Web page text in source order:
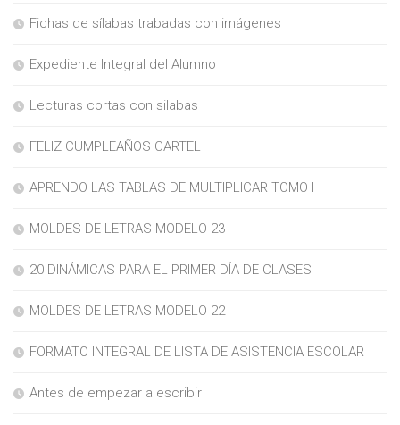
Fichas de sílabas trabadas con imágenes
Expediente Integral del Alumno
Lecturas cortas con silabas
FELIZ CUMPLEAÑOS CARTEL
APRENDO LAS TABLAS DE MULTIPLICAR TOMO I
MOLDES DE LETRAS MODELO 23
20 DINÁMICAS PARA EL PRIMER DÍA DE CLASES
MOLDES DE LETRAS MODELO 22
FORMATO INTEGRAL DE LISTA DE ASISTENCIA ESCOLAR
Antes de empezar a escribir